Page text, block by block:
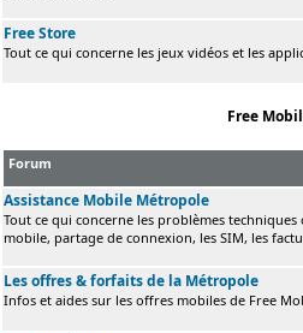
Free Store
Tout ce qui concerne les jeux vidéos et les
Free
Forum
Assistance Mobile Métropole
Tout ce qui concerne les problèmes
mobile, partage de connexion, les SIM, les
Les offres & forfaits de la Métropole
Infos et aides sur les offres mobiles de Free